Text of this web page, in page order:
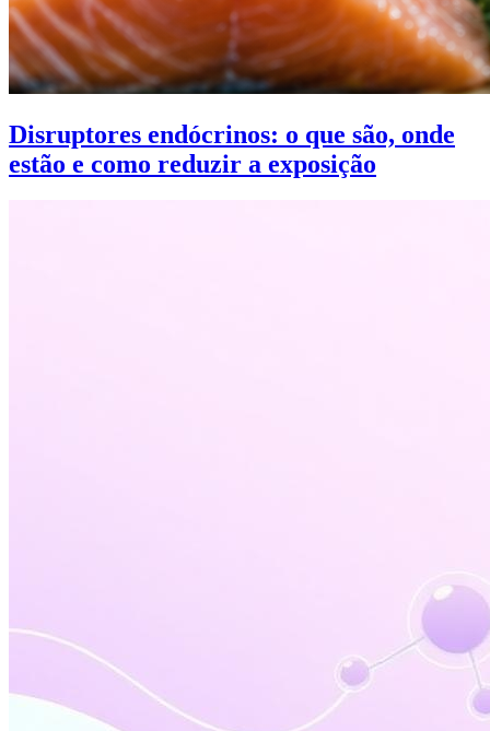
Disruptores endócrinos: o que são, onde
estão e como reduzir a exposição